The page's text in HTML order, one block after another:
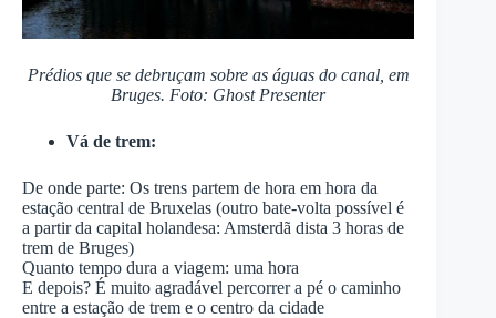
Prédios que se debruçam sobre as águas do canal, em
Bruges. Foto: Ghost Presenter
Vá de trem:
De onde parte: Os trens partem de hora em hora da
estação central de Bruxelas (outro bate-volta possível é
a partir da capital holandesa: Amsterdã dista 3 horas de
trem de Bruges)
Quanto tempo dura a viagem: uma hora
E depois? É muito agradável percorrer a pé o caminho
entre a estação de trem e o centro da cidade